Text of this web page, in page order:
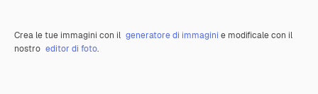
Crea le tue immagini con il generatore di immagini e modificale con il
nostro editor di foto.